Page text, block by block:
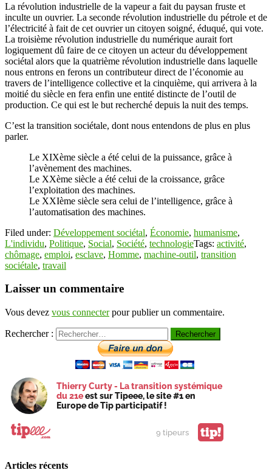
La révolution industrielle de la vapeur a fait du paysan fruste et
inculte un ouvrier. La seconde révolution industrielle du pétrole et de
l’électricité à fait de cet ouvrier un citoyen soigné, éduqué, qui vote.
La troisième révolution industrielle du numérique aurait fort
logiquement dû faire de ce citoyen un acteur du développement
sociétal alors que la quatrième révolution industrielle dans laquelle
nous entrons en ferons un contributeur direct de l’économie au
travers de l’intelligence collective et la cinquième, qui arrivera à la
moitié du siècle en fera enfin une entité distincte de l’outil de
production. Ce qui est le but recherché depuis la nuit des temps.
C’est la transition sociétale, dont nous entendons de plus en plus
parler.
Le XIXème siècle a été celui de la puissance, grâce à
l’avènement des machines.
Le XXème siècle a été celui de la croissance, grâce
l’exploitation des machines.
Le XXIème siècle sera celui de l’intelligence, grâce à
l’automatisation des machines.
Filed under: Développement sociétal, Économie, humanisme,
L'individu, Politique, Social, Société, technologieTags: activité,
chômage, emploi, esclave, Homme, machine-outil, transition
sociétale, travail
Laisser un commentaire
Vous devez vous connecterpour publier un commentaire.
Rechercher :
Thierry Curty - La transition systémique
du 21eest sur Tipeee, le site #1 en
Europe de Tip participatif !
9 tipeurs tip!
Articles récents